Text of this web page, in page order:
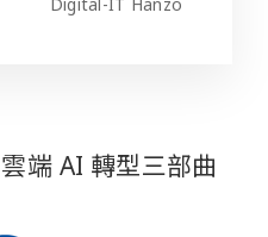
端 AI 轉型三部曲